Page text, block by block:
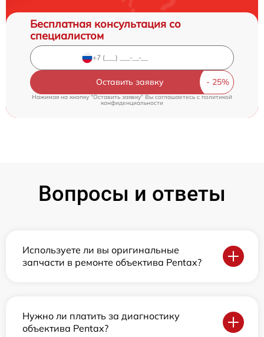
Бесплатная консультация со
специалистом
Оставить заявку
Нажимая на кнопку "Оставить заявку" Вы соглашаетесь cполитикой
конфиденциальности
Вопросы и ответы
Используете ли вы оригинальные
запчасти в ремонте объектива Pentax?
Нужно ли платить за диагностику
объектива Pentax?